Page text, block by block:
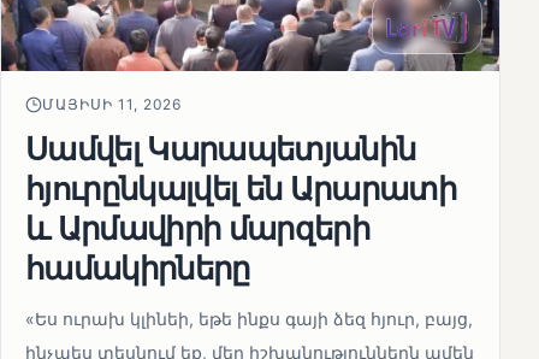
ՄԱՅԻՍԻ 11, 2026
Սամվել Կարապետյանին
հյուրընկալվել են Արարատի
և Արմավիրի մարզերի
համակիրները
«Ես ուրախ կլինեի, եթե ինքս գայի ձեզ հյուր, բայց,
ինչպես տեսնում եք, մեր իշխանություններն ամեն